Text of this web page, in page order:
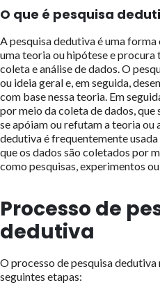
O que é pesquisa
A pesquisa dedutiva é uma
uma teoria ou hipótese e
coleta e análise de dados. O
ou ideia geral e, em seguida,
com base nessa teoria. Em
por meio da coleta de dados,
se apóiam ou refutam a teoria ou
dedutiva é frequentemente
que os dados são coletados por
como pesquisas, experimentos
Processo de
dedutiva
O processo de pesquisa
seguintes etapas: